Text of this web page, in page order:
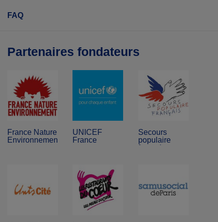
FAQ
Partenaires fondateurs
France Nature
Environnement
UNICEF
France
Secours
populaire
français